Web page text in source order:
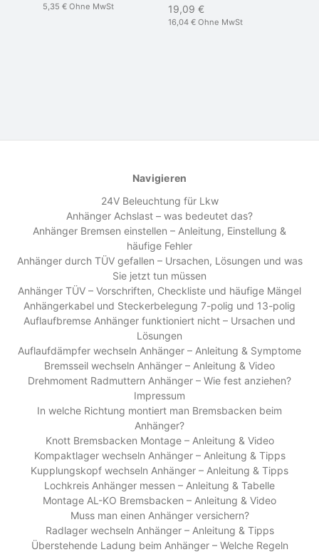
5,35 € Ohne MwSt 19,09 €
16,04 € Ohne MwSt
Navigieren
24V Beleuchtung für Lkw
Anhänger Achslast – was bedeutet das?
Anhänger Bremsen einstellen – Anleitung, Einstellung &
häufige Fehler
Anhänger durch TÜV gefallen – Ursachen, Lösungen und was
Sie jetzt tun müssen
Anhänger TÜV – Vorschriften, Checkliste und häufige Mängel
Anhängerkabel und Steckerbelegung 7-polig und 13-polig
Auflaufbremse Anhänger funktioniert nicht – Ursachen und
Lösungen
Auflaufdämpfer wechseln Anhänger – Anleitung & Symptome
Bremsseil wechseln Anhänger – Anleitung & Video
Drehmoment Radmuttern Anhänger – Wie fest anziehen?
Impressum
In welche Richtung montiert man Bremsbacken beim
Anhänger?
Knott Bremsbacken Montage – Anleitung & Video
Kompaktlager wechseln Anhänger – Anleitung & Tipps
Kupplungskopf wechseln Anhänger – Anleitung & Tipps
Lochkreis Anhänger messen – Anleitung & Tabelle
Montage AL-KO Bremsbacken – Anleitung & Video
Muss man einen Anhänger versichern?
Radlager wechseln Anhänger – Anleitung & Tipps
Überstehende Ladung beim Anhänger – Welche Regeln